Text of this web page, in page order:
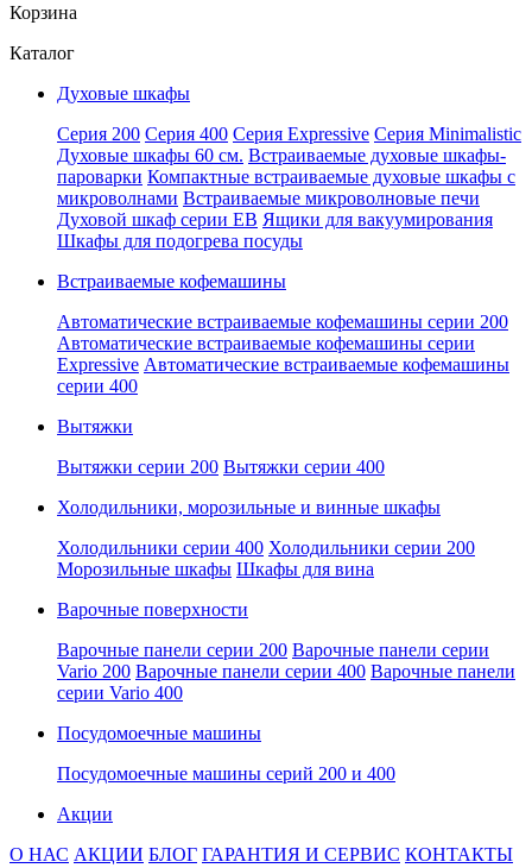
Корзина
Каталог
Духовые шкафы
Серия 200 Серия 400 Серия Expressive Серия Minimalistic
Духовые шкафы 60 см. Встраиваемые духовые шкафы-
пароварки Компактные встраиваемые духовые шкафы с
микроволнами Встраиваемые микроволновые печи
Духовой шкаф серии EB Ящики для вакуумирования
Шкафы для подогрева посуды
Встраиваемые кофемашины
Автоматические встраиваемые кофемашины серии 200
Автоматические встраиваемые кофемашины серии
Expressive Автоматические встраиваемые кофемашины
серии 400
Вытяжки
Вытяжки серии 200 Вытяжки серии 400
Холодильники, морозильные и винные шкафы
Холодильники серии 400 Холодильники серии 200
Морозильные шкафы Шкафы для вина
Варочные поверхности
Варочные панели серии 200 Варочные панели серии
Vario 200 Варочные панели серии 400 Варочные панели
серии Vario 400
Посудомоечные машины
Посудомоечные машины серий 200 и 400
Акции
О НАС АКЦИИ БЛОГ ГАРАНТИЯ И СЕРВИС КОНТАКТЫ